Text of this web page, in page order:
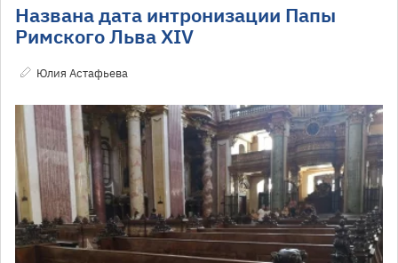
Названа дата интронизации Папы
Римского Льва ХIV
Юлия Астафьева